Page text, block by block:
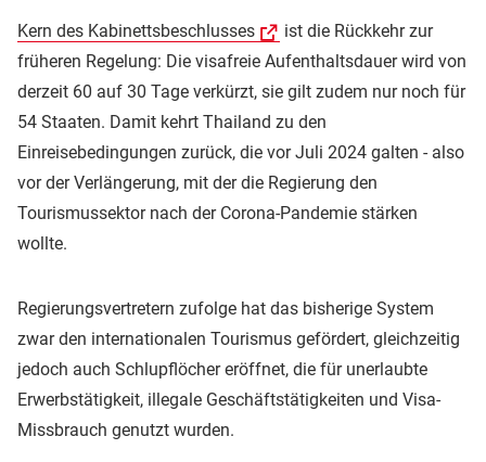
Kern des Kabinettsbeschlusses
ist die Rückkehr zur
früheren Regelung: Die visafreie Aufenthaltsdauer wird von
derzeit 60 auf 30 Tage verkürzt, sie gilt zudem nur noch für
54 Staaten. Damit kehrt Thailand zu den
Einreisebedingungen zurück, die vor Juli 2024 galten - also
vor der Verlängerung, mit der die Regierung den
Tourismussektor nach der Corona-Pandemie stärken
wollte.
Regierungsvertretern zufolge hat das bisherige System
zwar den internationalen Tourismus gefördert, gleichzeitig
jedoch auch Schlupflöcher eröffnet, die für unerlaubte
Erwerbstätigkeit, illegale Geschäftstätigkeiten und Visa-
Missbrauch genutzt wurden.